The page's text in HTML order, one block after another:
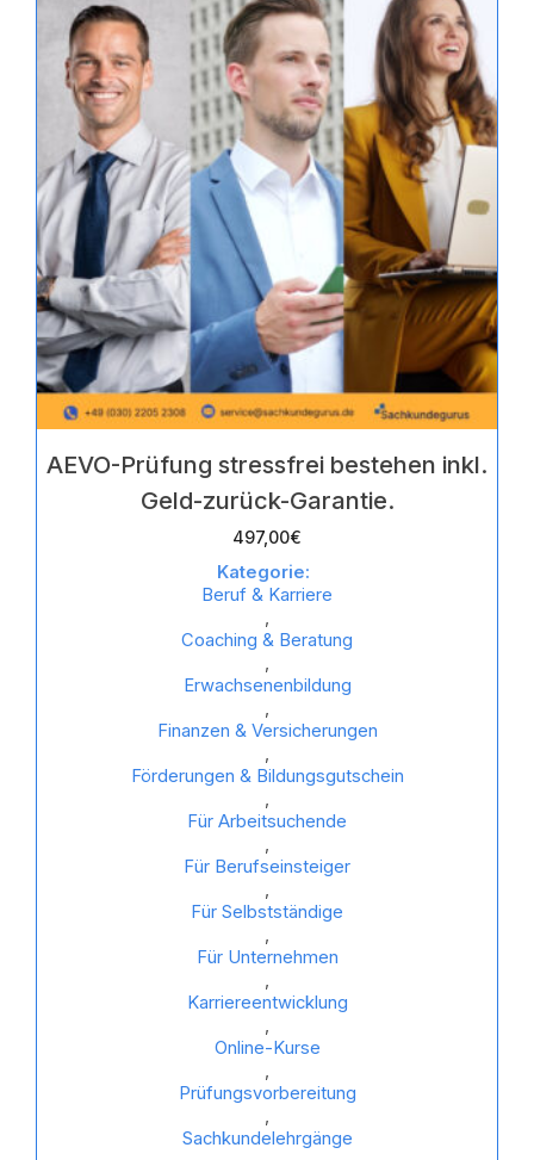
AEVO-Prüfung stressfrei bestehen inkl.
Geld-zurück-Garantie.
497,00€
Kategorie:
Beruf & Karriere
,
Coaching & Beratung
,
Erwachsenenbildung
,
Finanzen & Versicherungen
,
Förderungen & Bildungsgutschein
,
Für Arbeitsuchende
,
Für Berufseinsteiger
,
Für Selbstständige
,
Für Unternehmen
,
Karriereentwicklung
,
Online-Kurse
,
Prüfungsvorbereitung
,
Sachkundelehrgänge